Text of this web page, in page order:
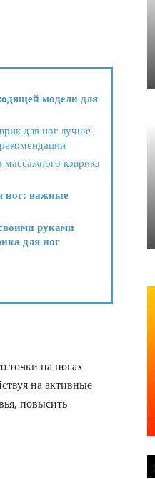
модели для
для ног лучше
коврика
ног: важные
руками
для ног
точки на ногах
на активные
повысить